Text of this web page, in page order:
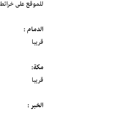
للموقع على
الدمام :
قريبا
مكة:
قريبا
الخبر :